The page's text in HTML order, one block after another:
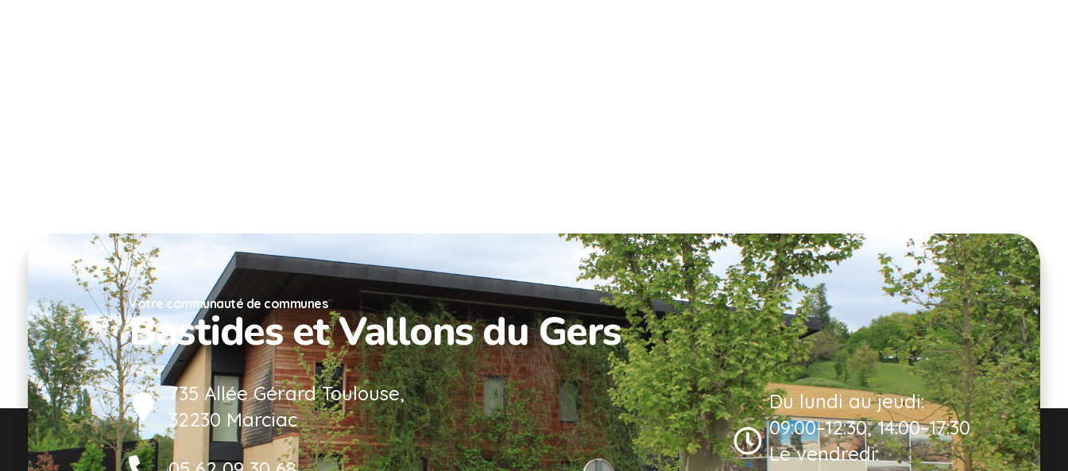
Votre communauté de communes
Bastides et Vallons du Gers
735 Allée Gérard Toulouse,
32230 Marciac
Du lundi au jeudi:
09:00–12:30, 14:00–17:30
Le vendredi: